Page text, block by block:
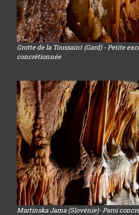
Grotte de la Toussaint (Gard) - Petite
concrétionnée
Martinska Jama (Slovénie)- Paroi